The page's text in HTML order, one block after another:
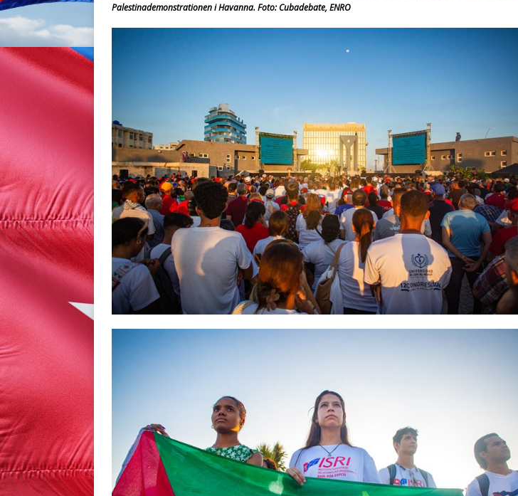
Palestinademonstrationen i Havanna. Foto: Cubadebate, ENRO